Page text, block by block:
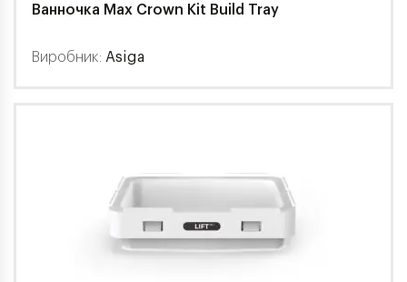
Ванночка Max Crown Kit Build Tray
Виробник: Asiga